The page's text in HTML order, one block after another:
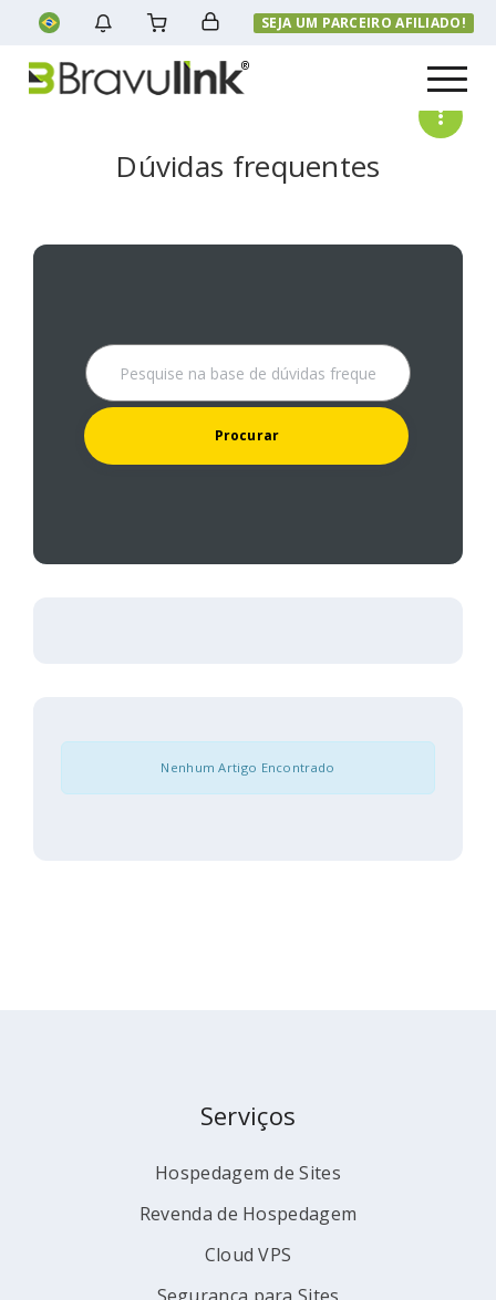
SEJA UM PARCEIRO AFILIADO!
Menu
Dúvidas frequentes
Nenhum Artigo Encontrado
Serviços
Hospedagem de Sites
Revenda de Hospedagem
Cloud VPS